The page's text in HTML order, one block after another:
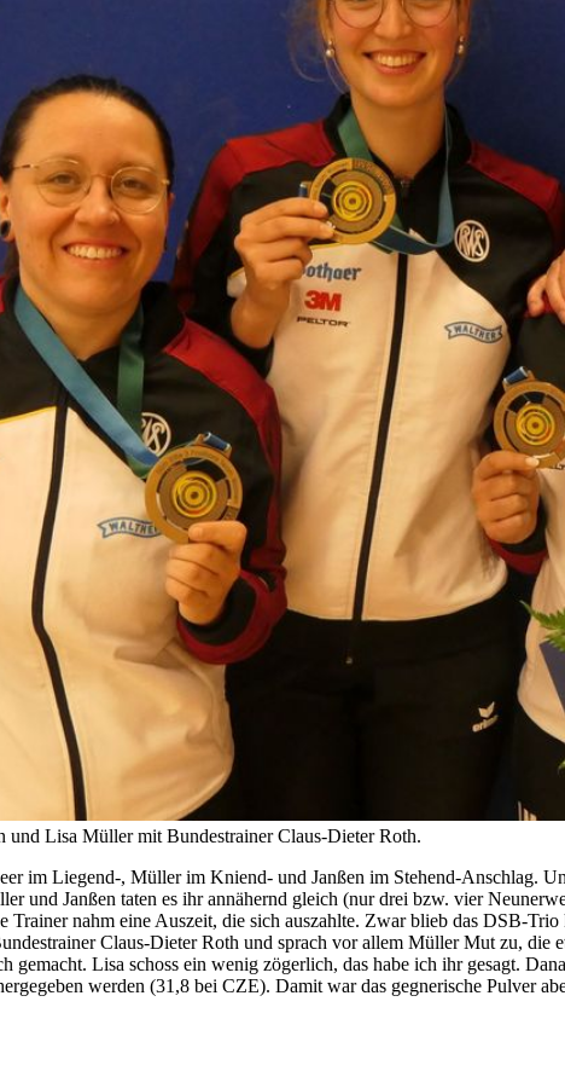
und Lisa Müller mit Bundestrainer Claus-Dieter Roth.
im Liegend-, Müller im Kniend- und Janßen im Stehend-Anschlag.
und Janßen taten es ihr annähernd gleich (nur drei bzw. vier
Trainer nahm eine Auszeit, die sich auszahlte. Zwar blieb das DSB-
Claus-Dieter Roth und sprach vor allem Müller Mut zu, die
gemacht. Lisa schoss ein wenig zögerlich, das habe ich ihr gesagt.
werden (31,8 bei CZE). Damit war das gegnerische Pulver